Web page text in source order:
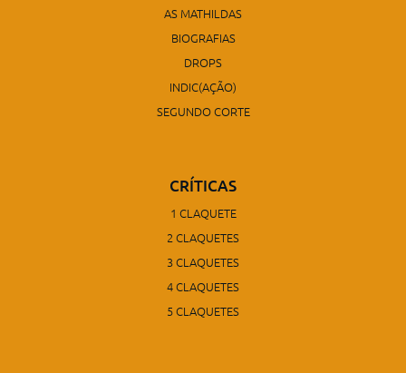
AS MATHILDAS
BIOGRAFIAS
DROPS
INDIC(AÇÃO)
SEGUNDO CORTE
CRÍTICAS
1 CLAQUETE
2 CLAQUETES
3 CLAQUETES
4 CLAQUETES
5 CLAQUETES